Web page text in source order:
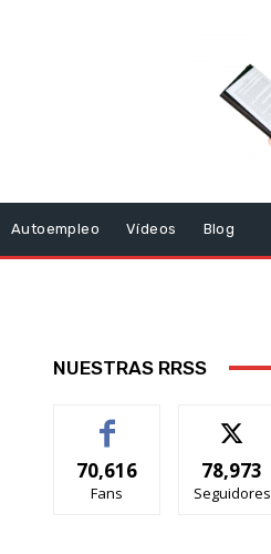
Autoempleo Vídeos Blog
NUESTRAS RRSS
70,616
Fans
78,973
Seguidores